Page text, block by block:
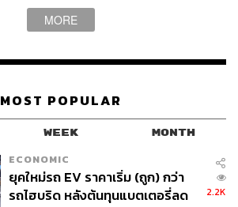
MORE
MOST POPULAR
WEEK MONTH
ECONOMIC
ยุคใหม่รถ EV ราคาเริ่ม (ถูก) กว่า
รถไฮบริด หลังต้นทุนแบตเตอรี่ลด
2.2K